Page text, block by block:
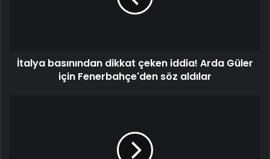
İtalya basınından dikkat çeken iddia! Arda Güler
için Fenerbahçe'den söz aldılar